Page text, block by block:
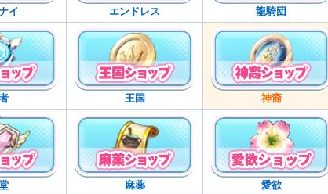
イ エンドレス 龍騎団
王国 神裔
麻薬 愛欲